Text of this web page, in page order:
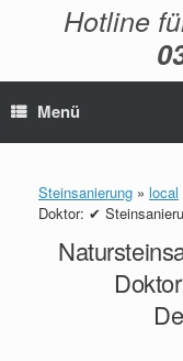
Hotline
Menü
Steinsanierung » local
Doktor: ✔